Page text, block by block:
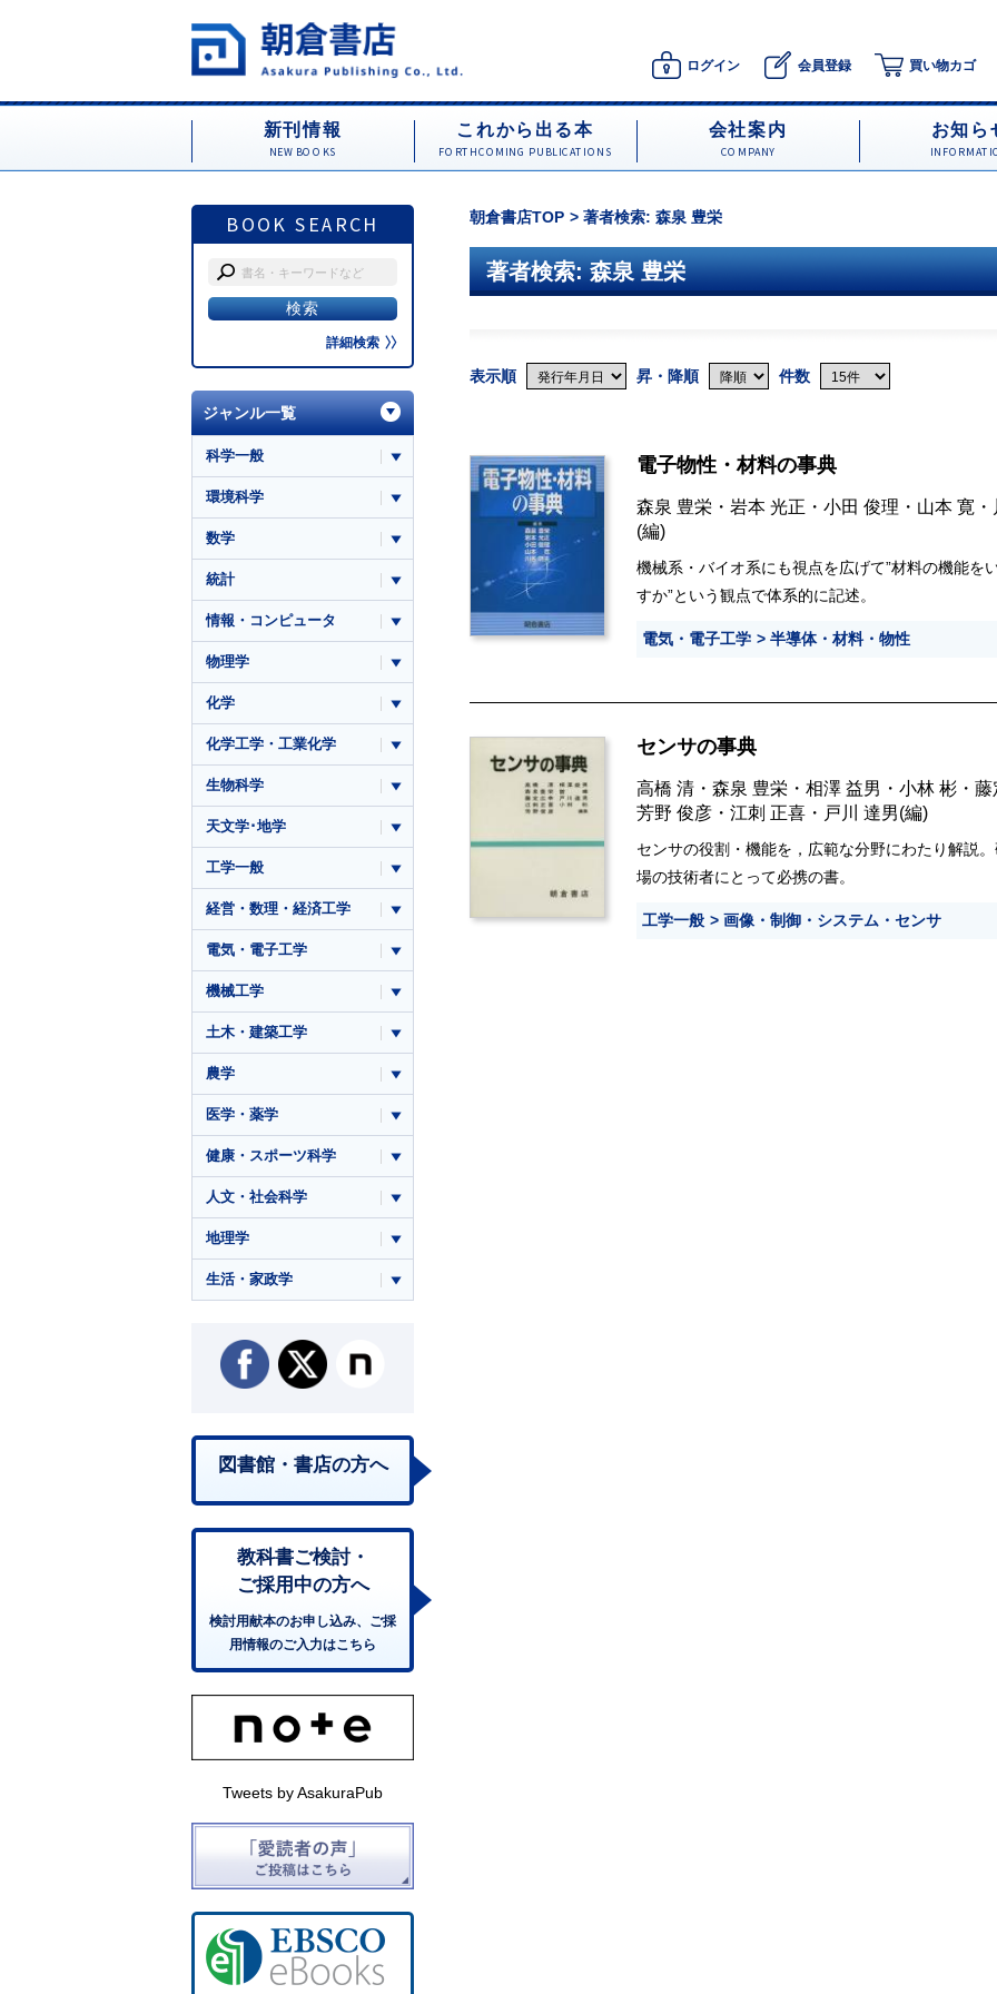
ログイン 会員登録 買い物カゴ
新刊情報
NEW BOOKS
これから出る本
FORTHCOMING PUBLICATIONS
会社案内
COMPANY
お知ら
BOOK SEARCH
詳細検索
朝倉書店TOP 著者検索: 森泉 豊栄
著者検索: 森泉 豊栄
表示順 昇・降順 件数
電子物性・材料の事典
森泉 豊栄 ・ 岩本 光正 ・ 小田 俊理 ・ 山本 寛 ・
(編)
機械系・バイオ系にも視点を広げて”材料の機能を
すか”という観点で体系的に記述。
電気・電子工学 半導体・材料・物性
センサの事典
高橋 清 ・ 森泉 豊栄 ・ 相澤 益男 ・ 小林 彬 ・ 藤
芳野 俊彦 ・ 江刺 正喜 ・ 戸川 達男(編)
センサの役割・機能を，広範な分野にわたり解説
場の技術者にとって必携の書。
工学一般 画像・制御・システム・センサ
ジャンル一覧
科学一般
環境科学
数学
統計
情報・コンピュータ
物理学
化学
化学工学・工業化学
生物科学
天文学･地学
工学一般
経営・数理・経済工学
電気・電子工学
機械工学
土木・建築工学
農学
医学・薬学
健康・スポーツ科学
人文・社会科学
地理学
生活・家政学
図書館・書店の方へ
教科書ご検討・
ご採用中の方へ
検討用献本のお申し込み、ご採
用情報のご入力はこちら
Tweets by AsakuraPub